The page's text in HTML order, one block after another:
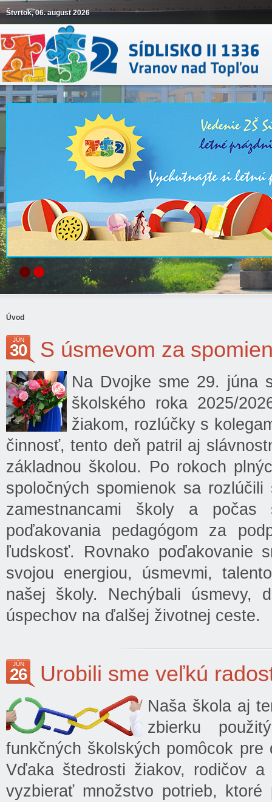
Štvrtok, 06. august 2026
Úvod
JÚN
30 S úsmevom za
Na Dvojke sme 29. júna
školského roka 2025/
žiakom, rozlúčky s
činnosť, tento deň patril aj
základnou školou. Po rokoch
spoločných spomienok sa
zamestnancami školy a počas
poďakovania pedagógom za
ľudskosť. Rovnako poďakovanie
svojou energiou, úsmevmi,
našej školy. Nechýbali úsmevy,
úspechov na ďalšej životnej ceste.
JÚN
26 Urobili sme veľkú
Naša škola aj
zbierku
funkčných školských pomôcok
Vďaka štedrosti žiakov, rodičov
vyzbierať množstvo potrieb,